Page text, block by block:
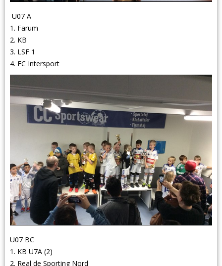
U07 A
1. Farum
2. KB
3. LSF 1
4. FC Intersport
U07 BC
1. KB U7A (2)
2. Real de Sporting Nord